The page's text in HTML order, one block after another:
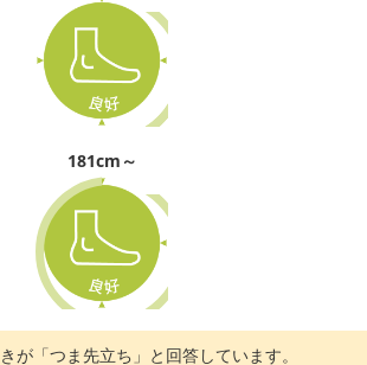
181cm～
が「つま先立ち」と回答しています。